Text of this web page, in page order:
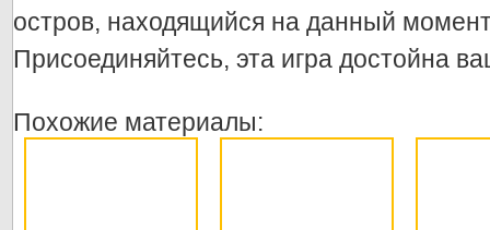
остров, находящийся на данный
Присоединяйтесь, эта игра достойна
Похожие материалы: